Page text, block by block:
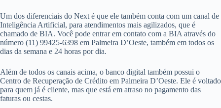
Um dos diferenciais do Next é que ele também conta com um canal de
Inteligência Artificial, para atendimentos mais agilizados, que é
chamado de BIA. Você pode entrar em contato com a BIA através do
número (11) 99425-6398 em Palmeira D’Oeste, também em todos os
dias da semana e 24 horas por dia.
Além de todos os canais acima, o banco digital também possui o
Centro de Recuperação de Crédito em Palmeira D’Oeste. Ele é voltado
para quem já é cliente, mas que está em atraso no pagamento das
faturas ou cestas.